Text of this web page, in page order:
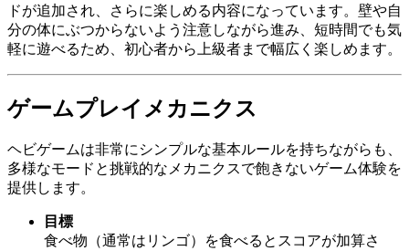
ドが追加され、さらに楽しめる内容になっています。壁や自
分の体にぶつからないよう注意しながら進み、短時間でも気
軽に遊べるため、初心者から上級者まで幅広く楽しめます。
ゲームプレイメカニクス
ヘビゲームは非常にシンプルな基本ルールを持ちながらも、
多様なモードと挑戦的なメカニクスで飽きないゲーム体験を
提供します。
目標
食べ物（通常はリンゴ）を食べるとスコアが加算さ